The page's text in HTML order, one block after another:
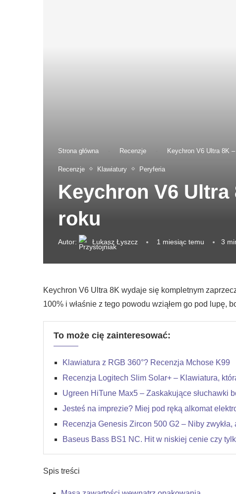
Strona główna Recenzje Keychron V6 Ultra 8K
Recenzje Klawiatury Peryferia
Keychron V6 Ultra
roku
Autor: Łukasz Łyszcz 1 miesiąc temu 3
Keychron V6 Ultra 8K wydaje się kompletnym
100% i właśnie z tego powodu wziąłem go pod lupę,
To może cię zainteresować:
Klawiatura z RGB 360°? Recenzja Mchose K99
Recenzja Logitech Slim Solar+ – Klawiatura,
Ugreen HiTune Max5 – Zaskakujące słuchawki
Jesteś na imprezie? Miej pod ręką alkomat
Recenzja Genesis Zircon 500 G2 – Niby zwykła,
Baseus Bass BS1 NC. Hit w niskiej cenie czy
Spis treści